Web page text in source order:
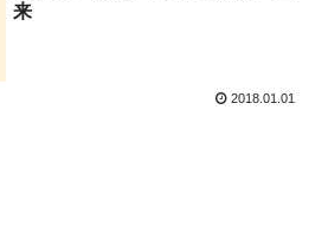
来
2018.01.01